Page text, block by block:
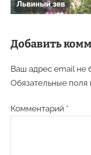
Добавить
Ваш адрес email не
Обязательные
Комментарий *